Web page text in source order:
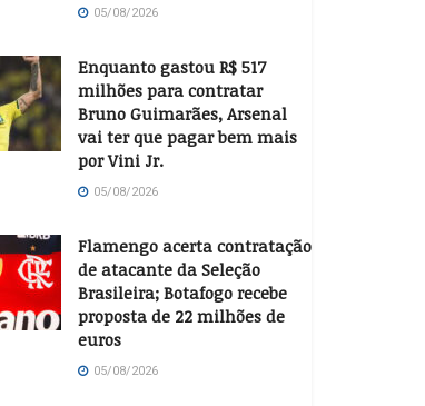
05/08/2026
Enquanto gastou R$ 517
milhões para contratar
Bruno Guimarães, Arsenal
vai ter que pagar bem mais
por Vini Jr.
05/08/2026
Flamengo acerta contratação
de atacante da Seleção
Brasileira; Botafogo recebe
proposta de 22 milhões de
euros
05/08/2026